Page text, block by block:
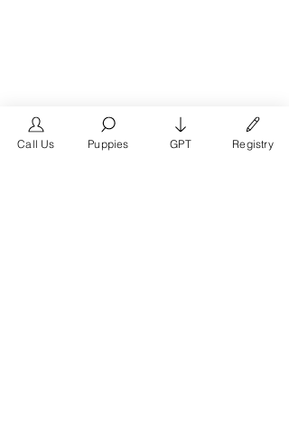
Call Us Puppies GPT Registry